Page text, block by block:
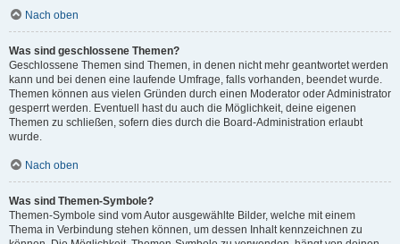
Nach oben
Was sind geschlossene Themen?
Geschlossene Themen sind Themen, in denen nicht mehr geantwortet werden
kann und bei denen eine laufende Umfrage, falls vorhanden, beendet wurde.
Themen können aus vielen Gründen durch einen Moderator oder Administrator
gesperrt werden. Eventuell hast du auch die Möglichkeit, deine eigenen
Themen zu schließen, sofern dies durch die Board-Administration erlaubt
wurde.
Nach oben
Was sind Themen-Symbole?
Themen-Symbole sind vom Autor ausgewählte Bilder, welche mit einem
Thema in Verbindung stehen können, um dessen Inhalt kennzeichnen zu